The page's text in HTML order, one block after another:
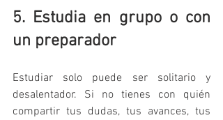
5. Estudia en grupo o con
un preparador
Estudiar solo puede ser solitario y
desalentador. Si no tienes con quién
compartir tus dudas, tus avances, tus